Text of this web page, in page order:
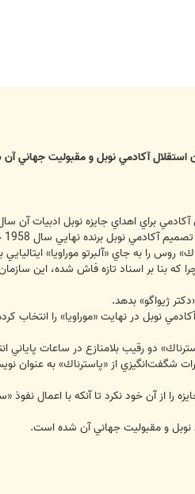
آكادمي نوبل و مقبوليت جهاني
را به جاي «آلبرتو موراويا» ايتاليايي
كه بنا بر اسناد تازه فاش شده، اين
ژيواگو» بدهد.
نوبل در نهايت «موراويا» را انتخاب
شگفت‌انگيزي از «پاسترناك» به عنوان
ژيواگو» نامزد نوبل بود اما اين جايزه را از آن خود نكرد تا
نوبل و مقبوليت جهاني آن شده است.